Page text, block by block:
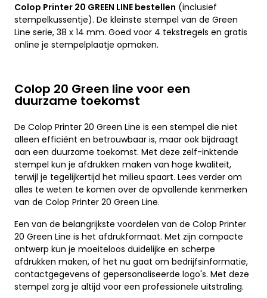
Colop Printer 20 GREEN LINE bestellen (inclusief
stempelkussentje). De kleinste stempel van de Green
Line serie, 38 x 14 mm. Goed voor 4 tekstregels en gratis
online je stempelplaatje opmaken.
Colop 20 Green line voor een
duurzame toekomst
De Colop Printer 20 Green Line is een stempel die niet
alleen efficiënt en betrouwbaar is, maar ook bijdraagt
aan een duurzame toekomst. Met deze zelf-inktende
stempel kun je afdrukken maken van hoge kwaliteit,
terwijl je tegelijkertijd het milieu spaart. Lees verder om
alles te weten te komen over de opvallende kenmerken
van de Colop Printer 20 Green Line.
Een van de belangrijkste voordelen van de Colop Printer
20 Green Line is het afdrukformaat. Met zijn compacte
ontwerp kun je moeiteloos duidelijke en scherpe
afdrukken maken, of het nu gaat om bedrijfsinformatie,
contactgegevens of gepersonaliseerde logo's. Met deze
stempel zorg je altijd voor een professionele uitstraling.